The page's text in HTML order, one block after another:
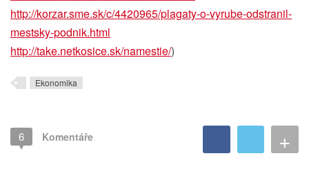
http://korzar.sme.sk/c/4420965/plagaty-o-vyrube-odstranil-
mestsky-podnik.html
http://take.netkosice.sk/namestie/)
Ekonomika
6 Komentáře +